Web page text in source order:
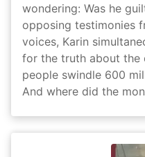
wondering: Was he
opposing testimonies
voices, Karin
for the truth about the
people swindle 600
And where did the